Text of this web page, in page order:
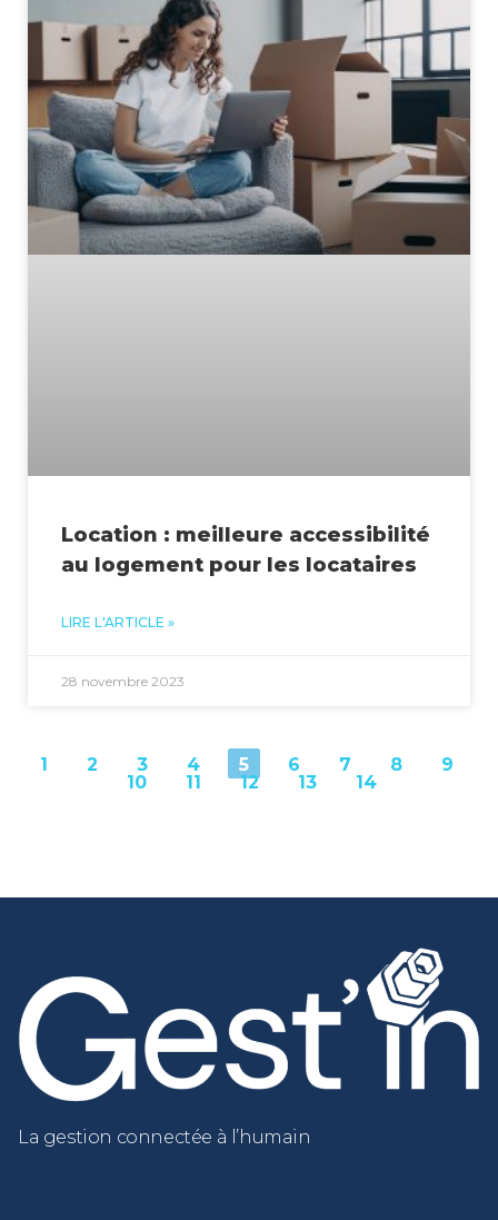
Location : meilleure accessibilité
au logement pour les locataires
LIRE L'ARTICLE »
28 novembre 2023
1 2 3 4 5 6 7 8
9
10
11 12 13 14
La gestion connectée à l’humain